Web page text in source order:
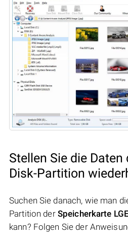
Stellen Sie die
Disk-Partition
Suchen Sie danach, wie man
Partition der Speicherkarte
kann? Folgen Sie der